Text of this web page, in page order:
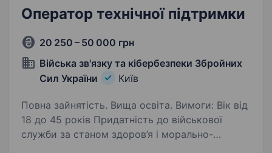
Оператор технічної підтримки
20 250 – 50 000 грн
Війська зв'язку та кібербезпеки Збройних
Сил України
Київ
Повна зайнятість. Вища освіта. Вимоги: Вік від
18 до 45 років Придатність до військової
служби за станом здоров’я і морально-